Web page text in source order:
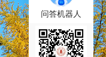
问答机器人